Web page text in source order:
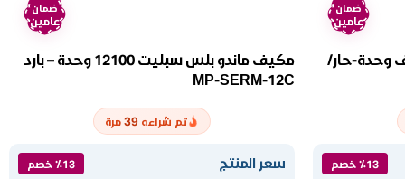
ضمان
عامين
بلس سبليت 18 ألف وحدة-حار/
٪13 خصم
ضمان
عامين
مكيف ماندو بلس سبليت 12100 وحدة – بارد
MP-SERM-12C
تم شراءه 39 مرة
سعر المنتج ٪13 خصم